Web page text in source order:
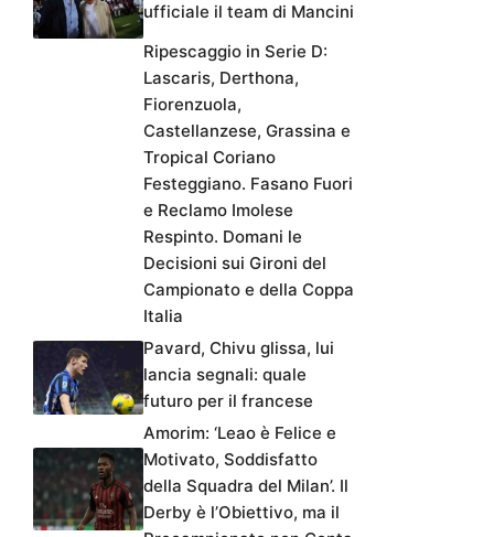
ufficiale il team di Mancini
Ripescaggio in Serie D:
Lascaris, Derthona,
Fiorenzuola,
Castellanzese, Grassina e
Tropical Coriano
Festeggiano. Fasano Fuori
e Reclamo Imolese
Respinto. Domani le
Decisioni sui Gironi del
Campionato e della Coppa
Italia
Pavard, Chivu glissa, lui
lancia segnali: quale
futuro per il francese
Amorim: ‘Leao è Felice e
Motivato, Soddisfatto
della Squadra del Milan’. Il
Derby è l’Obiettivo, ma il